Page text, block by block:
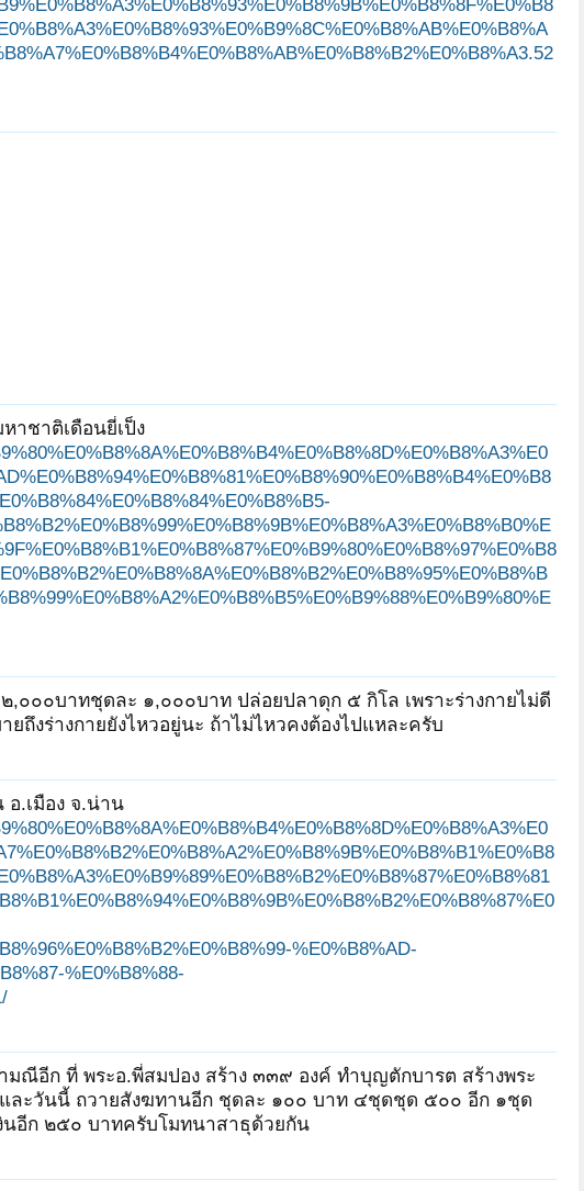
janepat2549Gangfoo Panda
คีตา
ติงติง donjudo077
คีตา
าชาติเดือนยี่เป็ง
,๐๐๐บาทชุดละ ๑,๐๐๐บาท ปล่อยปลาดุก ๕ กิโล เพราะร่างกายไม่ดี
ถึงร่างกายยังไหวอยู่นะ ถ้าไม่ไหวคงต้องไปแหละครับ
.เมือง จ.น่าน
%E0%B8%AD-
%E0%B8%88-
มณีอีก ที่ พระอ.พี่สมปอง สร้าง ๓๓๙ องค์ ทำบุญตักบารต สร้างพระ
ละวันนี้ ถวายสังฆทานอีก ชุดละ ๑๐๐ บาท ๔ชุดชุด ๕๐๐ อีก ๑ชุด
นอีก ๒๕๐ บาทครับโมทนาสาธุด้วยกัน